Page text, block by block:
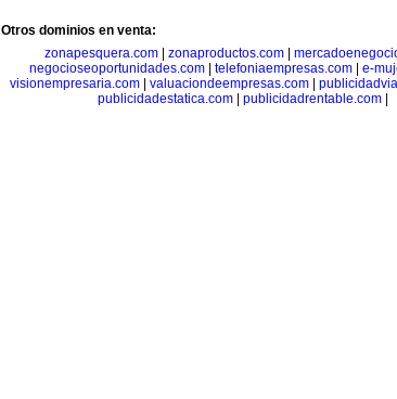
Otros dominios en venta:
zonapesquera.com| zonaproductos.com|
negocioseoportunidades.com
telefoniaempresas.com e-
visionempresaria.com
valuaciondeempresas.com
publicidadestatica.com
publicidadrentable.com